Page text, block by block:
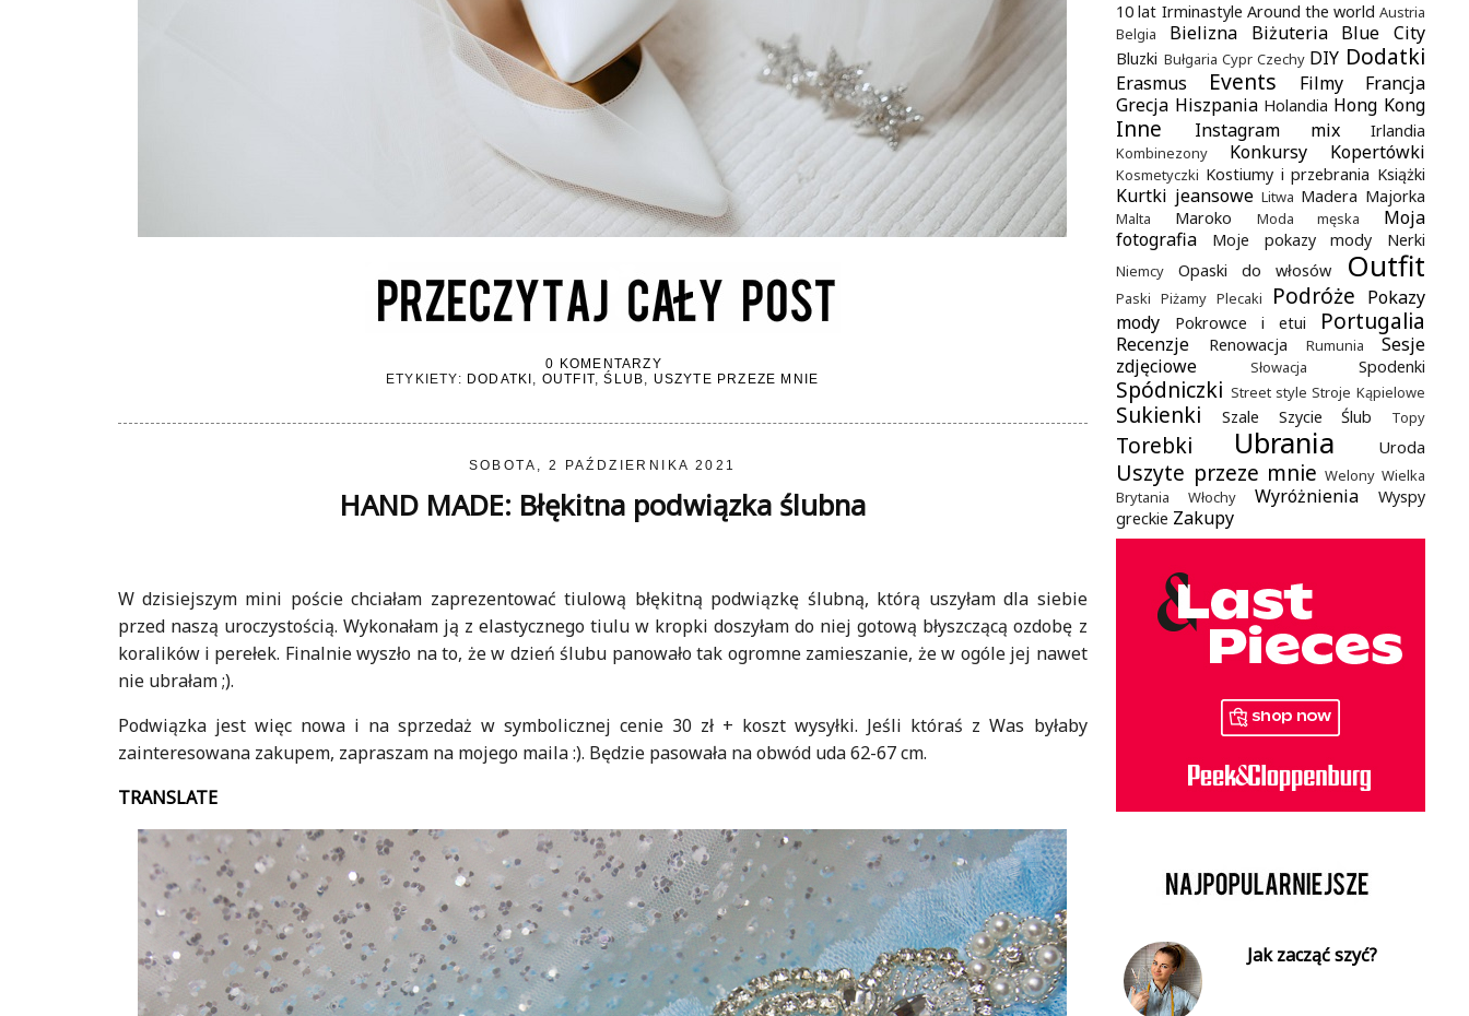
0 KOMENTARZY
ETYKIETY: DODATKI OUTFIT,ŚLUB USZYTE PRZEZE MNIE
SOBOTA, 2 PAŹDZIERNIKA 2021
HAND MADE: Błękitna podwiązka ślubna
W dzisiejszym mini poście chciałam zaprezentować tiulową błękitną podwiązkę ślubną, którą uszyłam dla siebie
przed naszą uroczystością. Wykonałam ją z elastycznego tiulu w kropki doszyłam do niej gotową błyszczącą ozdobę z
koralików i perełek. Finalnie wyszło na to, że w dzień ślubu panowało tak ogromne zamieszanie, że w ogóle jej nawet
nie ubrałam ;).
Podwiązka jest więc nowa i na sprzedaż w symbolicznej cenie 30 zł + koszt wysyłki. Jeśli któraś z Was byłaby
zainteresowana zakupem, zapraszam na mojego maila :). Będzie pasowała na obwód uda 62-67 cm.
TRANSLATE
10 lat Irminastyle Around the world Austria
Belgia
Bielizna Biżuteria Blue City
Bluzki Bułgaria Cypr Czechy DIY Dodatki
Erasmus Events Filmy
Francja
Grecja Hiszpania Holandia Hong Kong
Inne Instagram mix Irlandia
Kombinezony Konkursy Kopertówki
Kosmetyczki Kostiumy i przebrania Książki
Kurtki jeansowe Litwa Madera Majorka
Malta Maroko Moda męska
Moja
fotografia
Moje pokazy mody Nerki
Niemcy Opaski do włosów Outfit
Paski Piżamy Plecaki Podróże Pokazy
mody
Pokrowce i etui Portugalia
Recenzje Renowacja Rumunia
Sesje
zdjęciowe
Słowacja Spodenki
Spódniczki Street style Stroje Kąpielowe
Sukienki Szale Szycie Ślub Topy
Torebki Ubrania Uroda
Uszyte przeze mnie Welony Wielka
Brytania
Włochy Wyróżnienia
Wyspy
greckie Zakupy
Jak zacząć szyć?